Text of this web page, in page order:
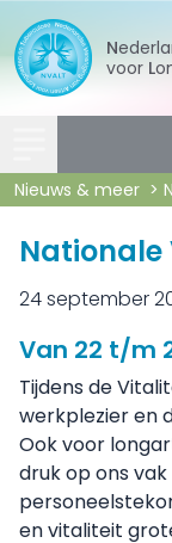
voor
Nieuws & meer
Nationale
24 september
Van 22 t/m
Tijdens de
werkplezier en
Ook voor
druk op ons
en vitaliteit